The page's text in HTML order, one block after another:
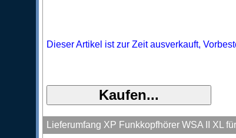
Dieser Artikel ist zur Zeit ausverkauft,
Lieferumfang XP Funkkopfhörer WSA II XL für